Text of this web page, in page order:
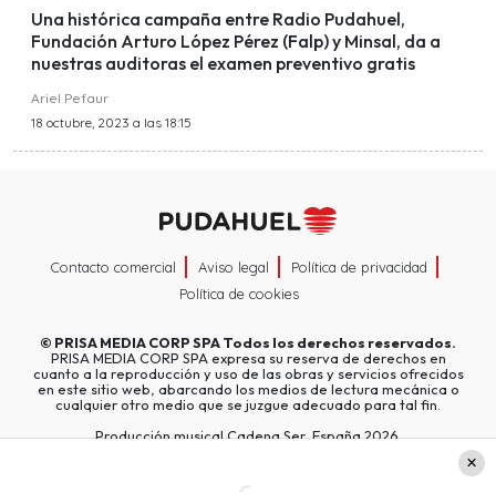
Una histórica campaña entre Radio Pudahuel,
Fundación Arturo López Pérez (Falp) y Minsal, da a
nuestras auditoras el examen preventivo gratis
Ariel Pefaur
18 octubre, 2023 a las 18:15
Contacto comercial Aviso legal
Política de privacidad
Política de cookies
© PRISA MEDIA CORP SPATodos los derechos reservados.
PRISA MEDIA CORP SPA expresa su reserva de derechos en
cuanto a la reproducción y uso de las obras y servicios ofrecidos
en este sitio web, abarcando los medios de lectura mecánica o
cualquier otro medio que se juzgue adecuado para tal fin.
Producción musical Cadena Ser, España 2026.